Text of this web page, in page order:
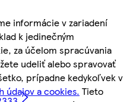
informácie v zariadení
k jedinečným
za účelom spracúvania
udeliť alebo spravovať
prípadne kedykoľvek v
údajov a cookies. Tieto